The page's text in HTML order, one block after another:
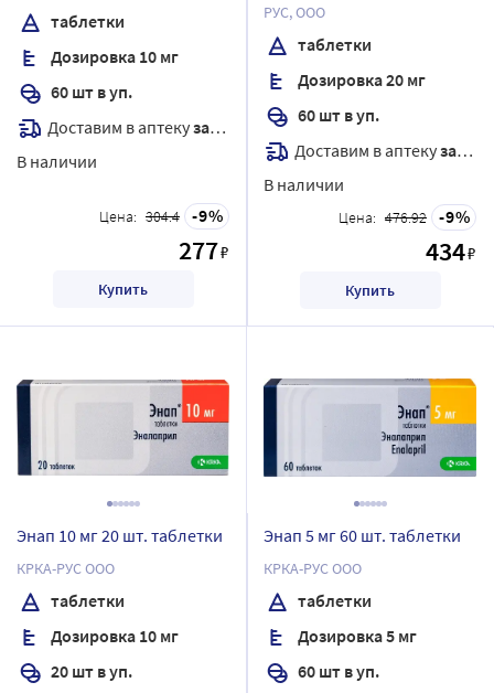
таблетки
Дозировка 10 мг
60 шт в уп.
Доставим в аптекузавтра
В наличии
Цена: 304.4 9
277₽
Купить
РУС, ООО
таблетки
Дозировка 20 мг
60 шт в уп.
Доставим в аптекузавтра
В наличии
Цена: 476.92 9
434₽
Купить
Энап 10 мг 20 шт. таблетки
КРКА-РУС ООО
таблетки
Дозировка 10 мг
20 шт в уп.
Энап 5 мг 60 шт. таблетки
КРКА-РУС ООО
таблетки
Дозировка 5 мг
60 шт в уп.